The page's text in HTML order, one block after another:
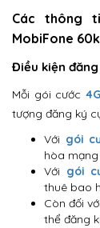
Các thông
MobiFone
Điều kiện
Mỗi gói cước
tượng đăng ký
Với gói
hòa
Với gói
thuê bao
Còn đối
thể đăng